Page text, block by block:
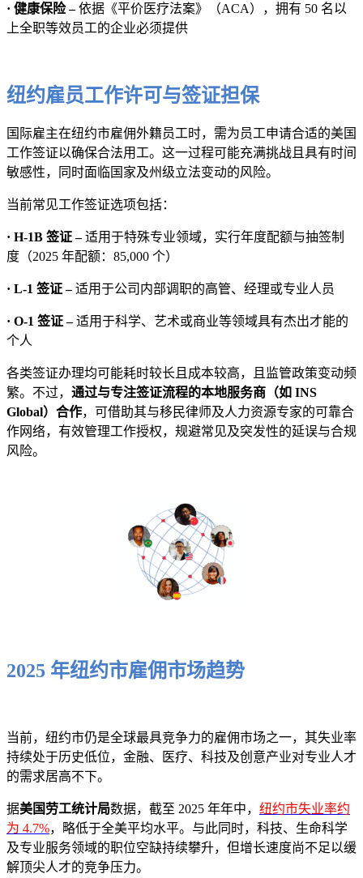
· 健康保险 –依据《平价医疗法案》（ACA），拥有 50 名以
上全职等效员工的企业必须提供
纽约雇员工作许可与签证担保
国际雇主在纽约市雇佣外籍员工时，需为员工申请合适的美国
工作签证以确保合法用工。这一过程可能充满挑战且具有时间
敏感性，同时面临国家及州级立法变动的风险。
当前常见工作签证选项包括：
· H-1B 签证 –适用于特殊专业领域，实行年度配额与抽签制
度（2025 年配额：85,000 个）
· L-1 签证 –适用于公司内部调职的高管、经理或专业人员
· O-1 签证 –适用于科学、艺术或商业等领域具有杰出才能的
个人
各类签证办理均可能耗时较长且成本较高，且监管政策变动频
繁。不过， 通过与专注签证流程的本地服务商（如 INS
Global）合作，可借助其与移民律师及人力资源专家的可靠合
作网络，有效管理工作授权，规避常见及突发性的延误与合规
风险。
2025 年纽约市雇佣市场趋势
当前，纽约市仍是全球最具竞争力的雇佣市场之一，其失业率
持续处于历史低位，金融、医疗、科技及创意产业对专业人才
的需求居高不下。
据美国劳工统计局数据，截至 2025 年年中， 纽约市失业率约
为 4.7%，略低于全美平均水平。与此同时，科技、生命科学
及专业服务领域的职位空缺持续攀升，但增长速度尚不足以缓
解顶尖人才的竞争压力。